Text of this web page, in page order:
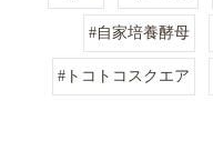
#自家培養酵母
#トコトコスクエア